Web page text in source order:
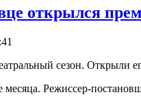
открылся
сезон.
месяца. Режиссер-